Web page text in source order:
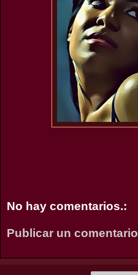
No hay comentarios.:
Publicar un comentario